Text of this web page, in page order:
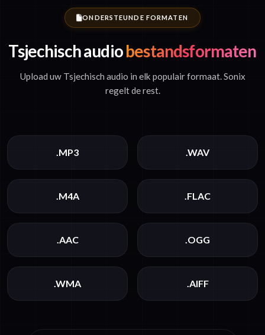
ONDERSTEUNDE FORMATEN
Tsjechisch audiobestandsformaten
Upload uw Tsjechisch audio in elk populair formaat. Sonix
regelt de rest.
.MP3 .WAV
.M4A .FLAC
.AAC .OGG
.WMA .AIFF